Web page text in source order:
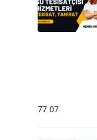
77 07